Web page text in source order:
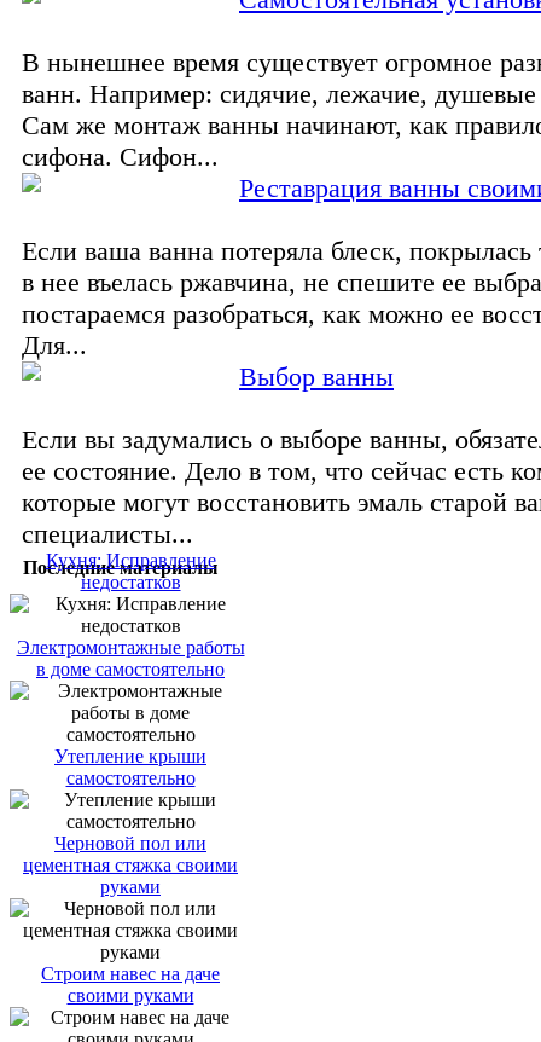
В нынешнее время существует огромное
ванн. Например: сидячие, лежачие,
Сам же монтаж ванны начинают, как
сифона. Сифон...
Реставрация ванны
Если ваша ванна потеряла блеск,
в нее въелась ржавчина, не спешите ее
постараемся разобраться, как можно ее
Для...
Выбор ванны
Если вы задумались о выборе ванны,
ее состояние. Дело в том, что сейчас есть
которые могут восстановить эмаль старой
специалисты...
Последние материалы
Кухня: Исправление
недостатков
Электромонтажные работы
в доме самостоятельно
Утепление крыши
самостоятельно
Черновой пол или
цементная стяжка своими
руками
Строим навес на даче
своими руками